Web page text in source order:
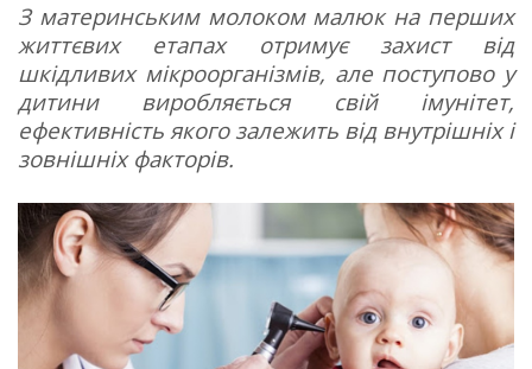
З материнським молоком малюк на перших
життєвих етапах отримує захист від
шкідливих мікроорганізмів, але поступово у
дитини виробляється свій імунітет,
ефективність якого залежить від внутрішніх і
зовнішніх факторів.